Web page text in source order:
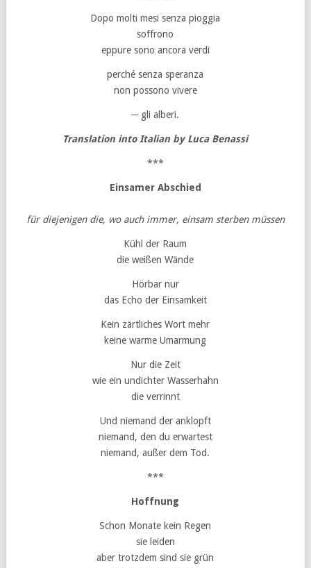
Dopo molti mesi senza pioggia
soffrono
eppure sono ancora verdi
perché senza speranza
non possono vivere
─ gli alberi.
Translation into Italian by Luca Benassi
***
Einsamer Abschied
für diejenigen die, wo auch immer, einsam sterben müssen
Kühl der Raum
die weißen Wände
Hörbar nur
das Echo der Einsamkeit
Kein zärtliches Wort mehr
keine warme Umarmung
Nur die Zeit
wie ein undichter Wasserhahn
die verrinnt
Und niemand der anklopft
niemand, den du erwartest
niemand, außer dem Tod.
***
Hoffnung
Schon Monate kein Regen
sie leiden
aber trotzdem sind sie grün